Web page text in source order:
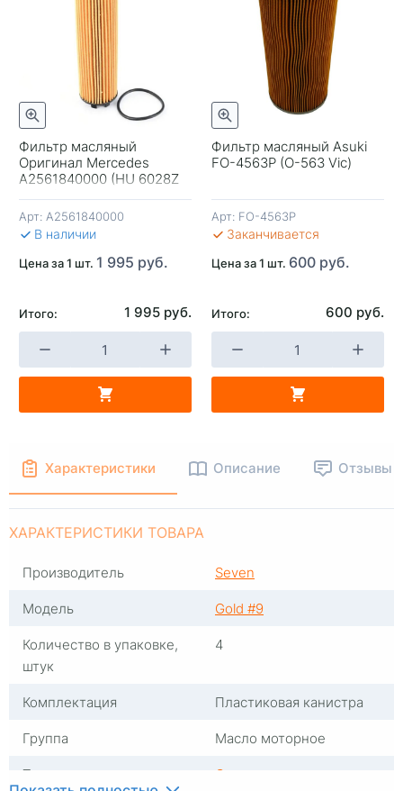
Фильтр масляный
Оригинал Mercedes
A2561840000 (HU 6028Z
Mann) Германия
Арт: A2561840000
В наличии
Цена за 1 шт. 1 995 руб.
Итого: 1 995 руб.
Фильтр масляный Asuki
FO-4563P (O-563 Vic)
Арт: FO-4563P
Заканчивается
Цена за 1 шт. 600 руб.
Итого: 600 руб.
+
КОРЗИНУ
-
В КОРЗИНУ
Характеристики Описание Отзывы
ХАРАКТЕРИСТИКИ ТОВАРА
Производитель
Seven
Модель
Gold #9
Количество в упаковке,
штук
4
Комплектация
Пластиковая канистра
Группа
Масло моторное
Тип масла
Синтетика